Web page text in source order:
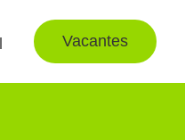
Vacantes